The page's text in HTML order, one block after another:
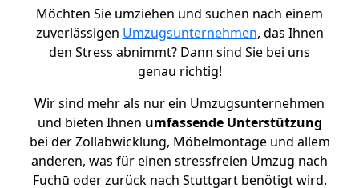
Möchten Sie umziehen und suchen nach einem
zuverlässigen Umzugsunternehmen, das Ihnen
den Stress abnimmt? Dann sind Sie bei uns
genau richtig!
Wir sind mehr als nur ein Umzugsunternehmen
und bieten Ihnen umfassende Unterstützung
bei der Zollabwicklung, Möbelmontage und allem
anderen, was für einen stressfreien Umzug nach
Fuchū oder zurück nach Stuttgart benötigt wird.